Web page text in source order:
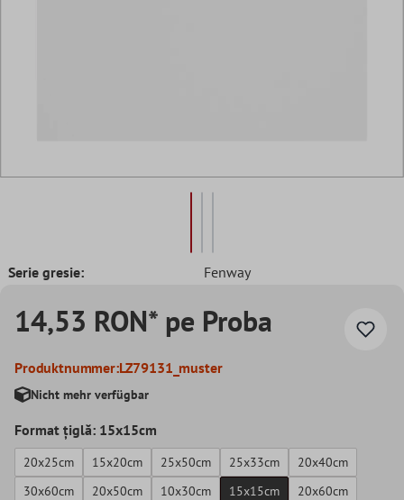
Serie gresie: Fenway
14,53 RON* pe Proba
Produktnummer:LZ79131_muster
Nicht mehr verfügbar
Format țiglă: 15x15cm
20x25cm 15x20cm 25x50cm 25x33cm
20x40cm
30x60cm
20x50cm 10x30cm 15x15cm
20x60cm